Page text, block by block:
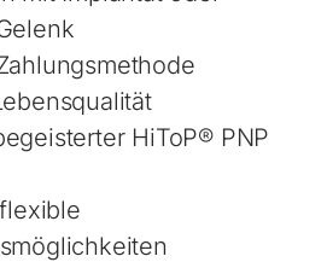
HiToP® PNP